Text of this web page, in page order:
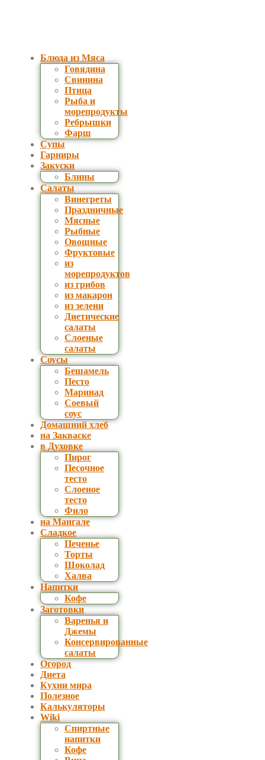
Блюда из Мяса
Говядина
Свинина
Птица
Рыба и
морепродукты
Ребрышки
Фарш
Супы
Гарниры
Закуски
Блины
Салаты
Винегреты
Праздничные
Мясные
Рыбные
Овощные
Фруктовые
из
морепродуктов
из грибов
из макарон
из зелени
Диетические
салаты
Слоеные
салаты
Соусы
Бешамель
Песто
Маринад
Соевый
соус
Домашний хлеб
на Закваске
в Духовке
Пирог
Песочное
тесто
Слоеное
тесто
Фило
на Мангале
Сладкое
Печенье
Торты
Шоколад
Халва
Напитки
Кофе
Заготовки
Варенья и
Джемы
Консервированные
салаты
Огород
Диета
Кухни мира
Полезное
Калькуляторы
Wiki
Спиртные
напитки
Кофе